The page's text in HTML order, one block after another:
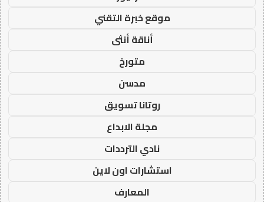
موقع خبرة التقني
أناقة أنثى
متورخ
مدسن
روتانا تسويق
مجلة الابداع
نادي الترددات
استشارات اون لاين
المعارف